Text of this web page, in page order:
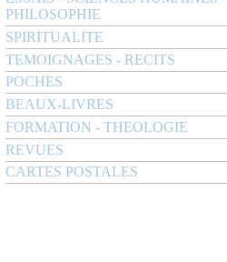
PHILOSOPHIE
SPIRITUALITE
TEMOIGNAGES - RECITS
POCHES
BEAUX-LIVRES
FORMATION - THEOLOGIE
REVUES
CARTES POSTALES